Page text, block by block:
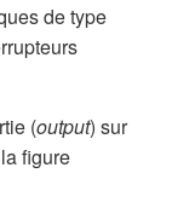
de type
(output) sur
figure